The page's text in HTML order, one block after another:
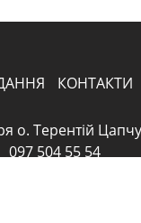
КОНТАКТИ
о. Терентій
097 504 55 54